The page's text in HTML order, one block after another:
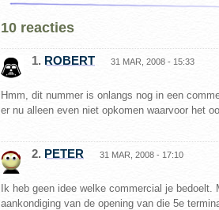
10 reacties
1. ROBERT 31 MAR, 2008 - 15:33
Hmm, dit nummer is onlangs nog in een
er nu alleen even niet opkomen waarvoor het
2. PETER 31 MAR, 2008 - 17:10
Ik heb geen idee welke commercial je bedoelt.
aankondiging van de opening van die 5e